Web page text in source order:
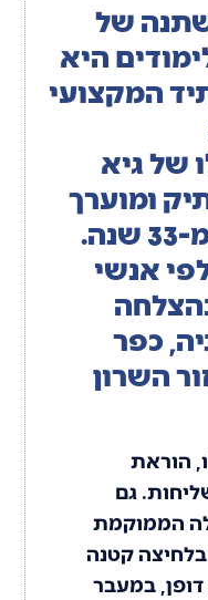
של
היא
המקצועי
שלגיא
ומוערך
הפועל כבר למעלה מ-33 שנה.
אנשי
כפר
השרון
הוראת
גם
הממוקמת
קטנה
במעבר